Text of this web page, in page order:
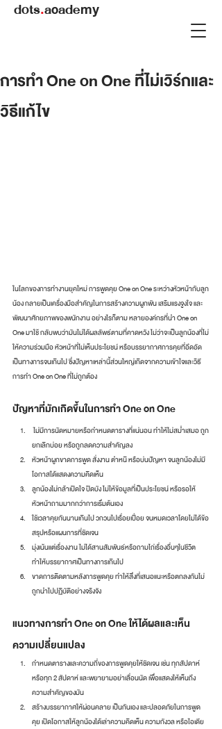
dots.academy
การทำ One on One ที่ไม่เวิร์กและ
วิธีแก้ไข
ในโลกของการทำงานยุคใหม่ การพูดคุย One on One ระหว่างหัวหน้ากับลูก
น้อง กลายเป็นเครื่องมือสำคัญในการสร้างความผูกพัน เสริมแรงจูงใจ และ
พัฒนาศักยภาพของพนักงาน อย่างไรก็ตาม หลายองค์กรที่นำ One on
One มาใช้ กลับพบว่ามันไม่ได้ผลลัพธ์ตามที่คาดหวัง ไม่ว่าจะเป็นลูกน้องที่ไม่
ให้ความร่วมมือ หัวหน้าที่ไม่เห็นประโยชน์ หรือบรรยากาศการคุยที่อึดอัด
เป็นทางการจนเกินไป ซึ่งปัญหาเหล่านี้ส่วนใหญ่เกิดจากความเข้าใจและวิธี
การทำ One on One ที่ไม่ถูกต้อง
ปัญหาที่มักเกิดขึ้นในการทำ One on One
ไม่มีการนัดหมายหรือกำหนดตารางที่แน่นอน ทำให้ไม่สม่ำเสมอ ถูก
ยกเลิกบ่อย หรือถูกลดความสำคัญลง
หัวหน้าผูกขาดการพูด สั่งงาน ตำหนิ หรือบ่นปัญหา จนลูกน้องไม่มี
โอกาสได้แสดงความคิดเห็น
ลูกน้องไม่กล้าเปิดใจ ปิดบัง ไม่ให้ข้อมูลที่เป็นประโยชน์ หรือรอให้
หัวหน้าถามมากกว่าการเริ่มต้นเอง
ใช้เวลาคุยกันนานเกินไป วกวนไปเรื่อยเปื่อย จนหมดเวลาโดยไม่ได้ข้อ
สรุปหรือแผนการที่ชัดเจน
มุ่งเน้นแต่เรื่องงาน ไม่ได้สานสัมพันธ์หรือถามไถ่เรื่องอื่นๆในชีวิต
ทำให้บรรยากาศเป็นทางการเกินไป
ขาดการติดตามหลังการพูดคุย ทำให้สิ่งที่เสนอแนะหรือตกลงกันไม่
ถูกนำไปปฏิบัติอย่างจริงจัง
แนวทางการทำ One on One ให้ได้ผลและเห็น
ความเปลี่ยนแปลง
กำหนดตารางและความถี่ของการพูดคุยให้ชัดเจน เช่น ทุกสัปดาห์
หรือทุก 2 สัปดาห์ และพยายามอย่าเลื่อนนัด เพื่อแสดงให้เห็นถึง
ความสำคัญของมัน
สร้างบรรยากาศให้ผ่อนคลาย เป็นกันเอง และปลอดภัยในการพูด
คุย เปิดโอกาสให้ลูกน้องได้เล่าความคิดเห็น ความกังวล หรือไอเดีย